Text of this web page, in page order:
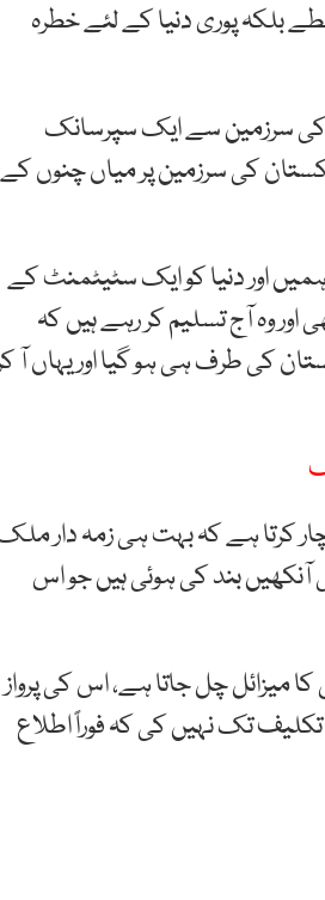
بلکہ پوری دنیا کے لئے خطرہ
کی سرزمین سے ایک سپرسانک
پاکستان کی سرزمین پر میاں چنوں کے
اور دنیا کو ایک سٹیٹمنٹ کے
اور وہ آج تسلیم کر رہے ہیں کہ
کی طرف ہی ہو گیا اور یہاں آ
کرتا ہے کہ بہت ہی زمہ دار
آنکھیں بند کی ہوئی ہیں جو اس
میزائل چل جاتا ہے، اس کی پرواز
تک نہیں کی کہ فوراً اطلاع